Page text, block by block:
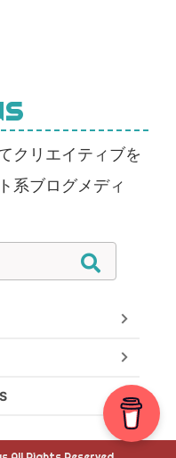
クリエイティブを
系ブログメディ